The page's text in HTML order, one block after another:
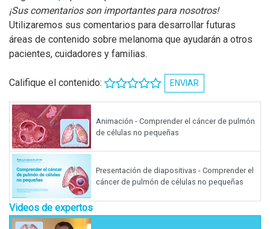
¡Sus comentarios son importantes para nosotros!
Utilizaremos sus comentarios para desarrollar futuras
áreas de contenido sobre melanoma que ayudarán a otros
pacientes, cuidadores y familias.
Califique el contenido: ENVIAR
Animación - Comprender el cáncer de pulmón
de células no pequeñas
Presentación de diapositivas - Comprender el
cáncer de pulmón de células no pequeñas
Videos de expertos